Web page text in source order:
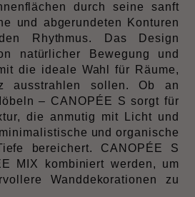
durch seine sanft
und abgerundeten Konturen
Rhythmus. Das Design
natürlicher Bewegung und
die ideale Wahl für Räume,
ausstrahlen sollen. Ob an
– CANOPÉE S sorgt für
die anmutig mit Licht und
und organische
bereichert. CANOPÉE S
MIX kombiniert werden, um
Wanddekorationen zu